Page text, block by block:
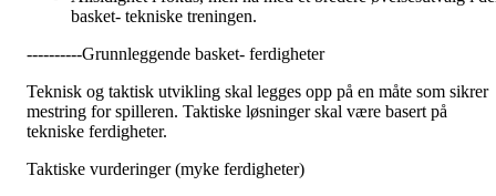
basket- tekniske treningen.
----------Grunnleggende basket- ferdigheter
Teknisk og taktisk utvikling skal legges opp på en måte som sikrer
mestring for spilleren. Taktiske løsninger skal være basert på
tekniske ferdigheter.
Taktiske vurderinger (myke ferdigheter)